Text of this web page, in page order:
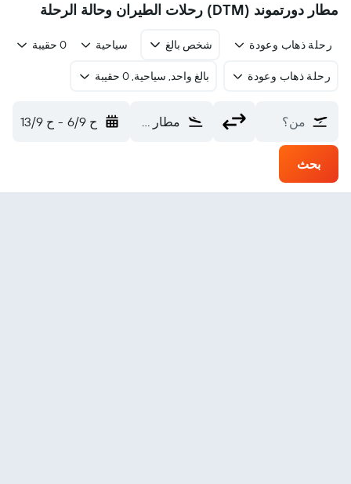
مطار دورتموند (DTM) رحلات الطيران وحالة الرحلة
رحلة ذهاب وعودة شخص بالغ سياحية 0 حقيبة
رحلة ذهاب وعودة بالغ واحد, سياحية, 0 حقيبة
من؟ مطار دورتموند (DTM) ح 6/9 - ح 13/9
بحث